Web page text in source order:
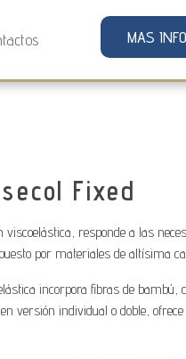
MAS
Fixed
viscoelástica, responde a las
por materiales de altísima
incorpora fibras de bambú,
versión individual o doble,